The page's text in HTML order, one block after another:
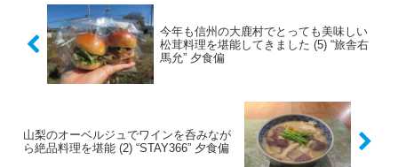
今年も信州の大鹿村でとっても美味しい
松茸料理を堪能してきました (5) “旅舎右
馬允” 夕食偏
山梨のオーベルジュでワインを呑みなが
ら絶品料理を堪能 (2) “STAY366” 夕食偏